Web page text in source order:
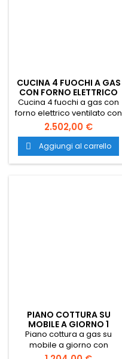
CUCINA 4 FUOCHI A GAS
CON FORNO ELETTRICO
VENTILATO
Cucina 4 fuochi a gas con
forno elettrico ventilato con
dimensioni 70x71,4x85.
Piano cottura professionale
disponibile con con 4
bruciatori da 5.5 kW oppure
da 7 kW. Trasporto gratuito
2.502,00 €
 Aggiungi al carrello
PIANO COTTURA SU
MOBILE A GIORNO 1
FUOCO
Piano cottura a gas su
mobile a giorno con
dimensioni 40x70,5x90h cm.